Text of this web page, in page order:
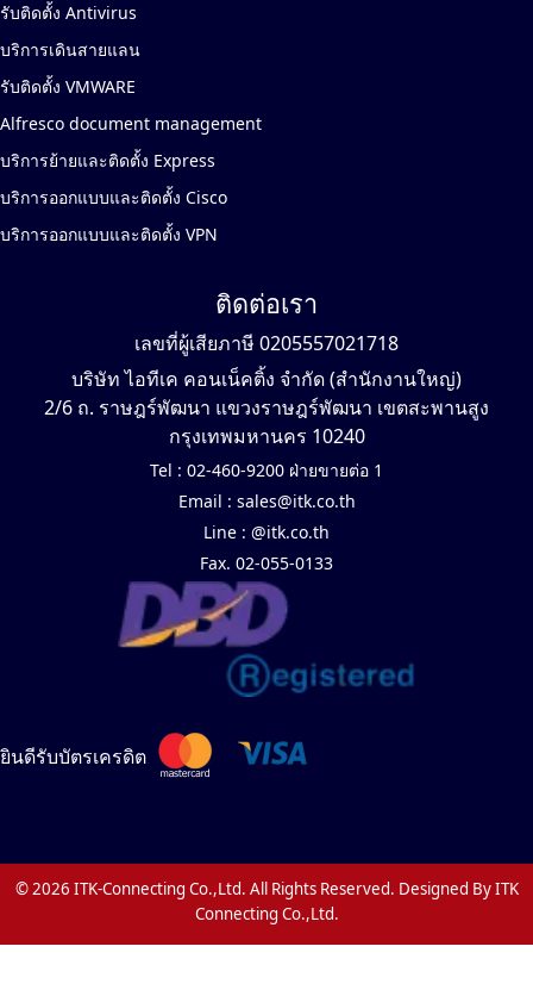
รับติดตั้ง Antivirus
บริการเดินสายแลน
รับติดตั้ง VMWARE
Alfresco document management
บริการย้ายและติดตั้ง Express
บริการออกแบบและติดตั้ง Cisco
บริการออกแบบและติดตั้ง VPN
ติดต่อเรา
เลขที่ผู้เสียภาษี 0205557021718
บริษัท ไอทีเค คอนเน็คติ้ง จำกัด (สำนักงานใหญ่)
2/6 ถ. ราษฎร์พัฒนา แขวงราษฎร์พัฒนา เขตสะพานสูง
กรุงเทพมหานคร 10240
Tel : 02-460-9200 ฝ่ายขายต่อ 1
Email : sales@itk.co.th
Line : @itk.co.th
Fax. 02-055-0133
ยินดีรับบัตรเครดิต
© 2026 ITK-Connecting Co.,Ltd. All Rights Reserved. Designed By ITK
Connecting Co.,Ltd.